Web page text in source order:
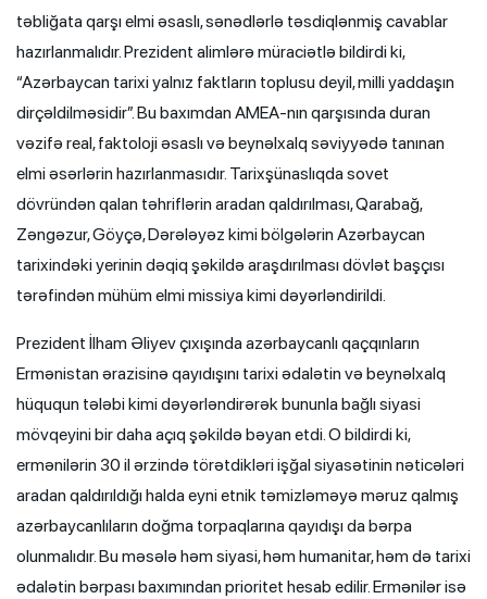
təbliğata qarşı elmi əsaslı, sənədlərlə təsdiqlənmiş cavablar
hazırlanmalıdır. Prezident alimlərə müraciətlə bildirdi ki,
“Azərbaycan tarixi yalnız faktların toplusu deyil, milli yaddaşın
dirçəldilməsidir”. Bu baxımdan AMEA-nın qarşısında duran
vəzifə real, faktoloji əsaslı və beynəlxalq səviyyədə tanınan
elmi əsərlərin hazırlanmasıdır. Tarixşünaslıqda sovet
dövründən qalan təhriflərin aradan qaldırılması, Qarabağ,
Zəngəzur, Göyçə, Dərələyəz kimi bölgələrin Azərbaycan
tarixindəki yerinin dəqiq şəkildə araşdırılması dövlət başçısı
tərəfindən mühüm elmi missiya kimi dəyərləndirildi.
Prezident İlham Əliyev çıxışında azərbaycanlı qaçqınların
Ermənistan ərazisinə qayıdışını tarixi ədalətin və beynəlxalq
hüququn tələbi kimi dəyərləndirərək bununla bağlı siyasi
mövqeyini bir daha açıq şəkildə bəyan etdi. O bildirdi ki,
ermənilərin 30 il ərzində törətdikləri işğal siyasətinin nəticələri
aradan qaldırıldığı halda eyni etnik təmizləməyə məruz qalmış
azərbaycanlıların doğma torpaqlarına qayıdışı da bərpa
olunmalıdır. Bu məsələ həm siyasi, həm humanitar, həm də tarixi
ədalətin bərpası baxımından prioritet hesab edilir. Ermənilər isə